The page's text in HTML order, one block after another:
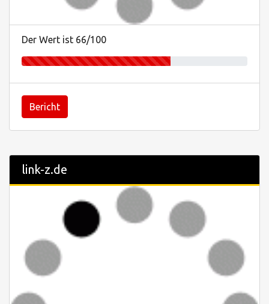
Der Wert ist 66/100
Bericht
link-z.de